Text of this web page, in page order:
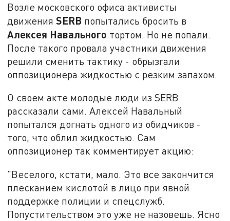
Возле московского офиса активисты
движенияSERB попытались бросить в
Алексея Навального тортом. Но не попали.
После такого провала участники движения
решили сменить тактику - обрызгали
оппозиционера жидкостью с резким запахом.
О своем акте молодые люди из SERB
рассказали сами. Алексей Навальный
попытался догнать одного из обидчиков -
того, что облил жидкостью. Сам
оппозиционер так комментирует акцию:
"Веселого, кстати, мало. Это все закончится
плесканием кислотой в лицо при явной
поддержке полиции и спецслужб.
Попустительством это уже не назовешь. Ясно